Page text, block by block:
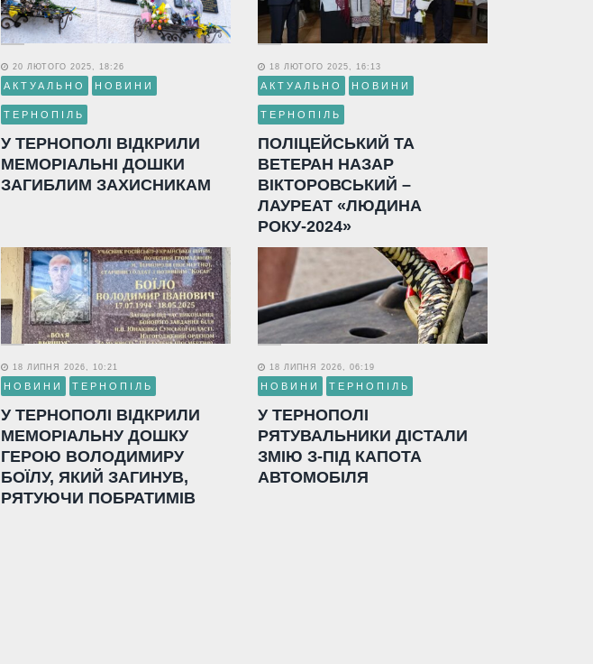
20 ЛЮТОГО 2025, 18:26
АКТУАЛЬНО НОВИНИ
ТЕРНОПІЛЬ
У ТЕРНОПОЛІ ВІДКРИЛИ
МЕМОРІАЛЬНІ ДОШКИ
ЗАГИБЛИМ ЗАХИСНИКАМ
18 ЛЮТОГО 2025, 16:13
АКТУАЛЬНО НОВИНИ
ТЕРНОПІЛЬ
ПОЛІЦЕЙСЬКИЙ ТА
ВЕТЕРАН НАЗАР
ВІКТОРОВСЬКИЙ –
ЛАУРЕАТ «ЛЮДИНА
РОКУ-2024»
18 ЛИПНЯ 2026, 10:21
НОВИНИ ТЕРНОПІЛЬ
У ТЕРНОПОЛІ ВІДКРИЛИ
МЕМОРІАЛЬНУ ДОШКУ
ГЕРОЮ ВОЛОДИМИРУ
БОЇЛУ, ЯКИЙ ЗАГИНУВ,
РЯТУЮЧИ ПОБРАТИМІВ
18 ЛИПНЯ 2026, 06:19
НОВИНИ ТЕРНОПІЛЬ
У ТЕРНОПОЛІ
РЯТУВАЛЬНИКИ ДІСТАЛИ
ЗМІЮ З-ПІД КАПОТА
АВТОМОБІЛЯ